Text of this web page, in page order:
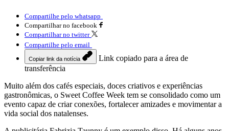
Compartilhe pelo whatsapp
Compartilhar no facebook
Compartilhar no twitter
Compartilhe pelo email
Copiar link da notícia
Link copiado para a área de
transferência
Muito além dos cafés especiais, doces criativos e experiências
gastronômicas, o Sweet Coffee Week tem se consolidado como um
evento capaz de criar conexões, fortalecer amizades e movimentar a
vida social dos natalenses.